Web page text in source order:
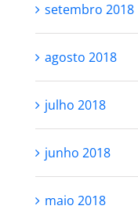
setembro 2018
agosto 2018
julho 2018
junho 2018
maio 2018